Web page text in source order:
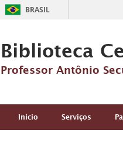
BRASIL
Biblioteca
Professor Antônio
Início Serviços